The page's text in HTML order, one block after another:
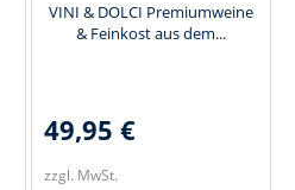
VINI & DOLCI Premiumweine
& Feinkost aus dem...
49,95 €
zzgl. MwSt.